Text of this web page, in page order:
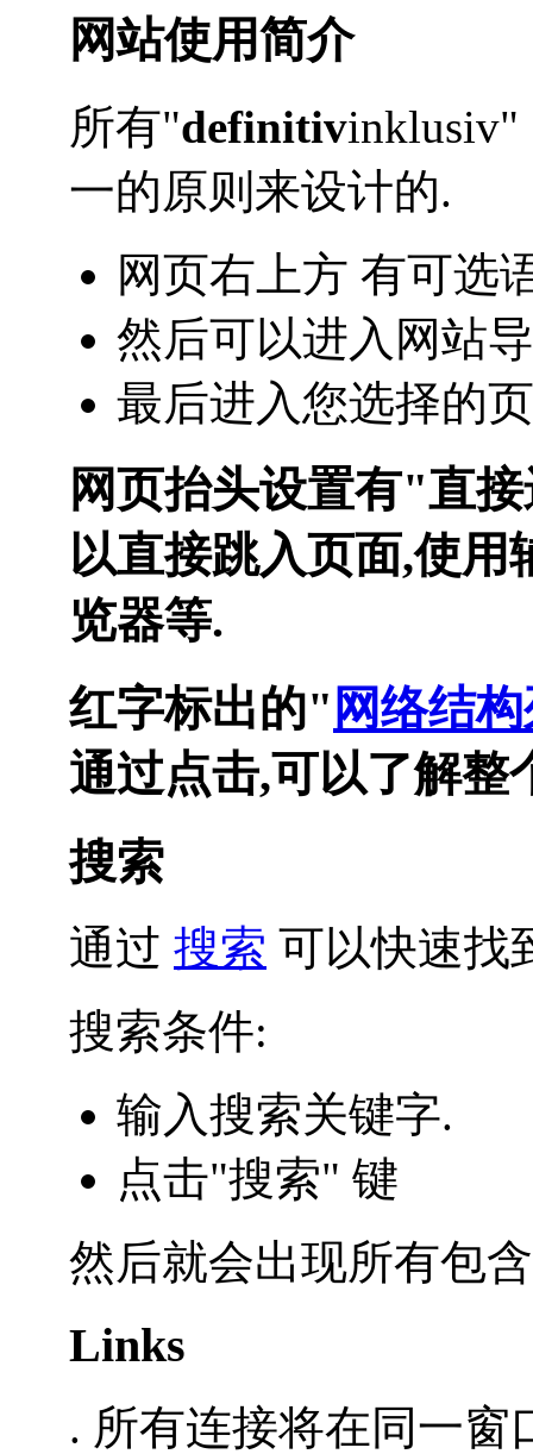
网站使用简介
所有"definitivinklusiv"
一的原则来设计的.
网页右上方 有可选
然后可以进入网站
最后进入您选择的
网页抬头设置有"直
以直接跳入页面,使用
览器等.
红字标出的" 网络结
通过点击,可以了解整
搜索
通过 搜索 可以快速找
搜索条件:
输入搜索关键字.
点击"搜索" 键
然后就会出现所有包
Links
. 所有连接将在同一窗